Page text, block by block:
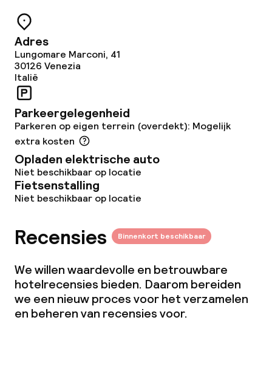
Eet- en drinkgelegenheden
Restaurant
Bar
Eet- en drinkdiensten
Ontbijtbuffet
Vegetarische opties
Adres
Lungomare Marconi, 41
30126 Venezia
Italië
Parkeergelegenheid
Parkeren op eigen terrein (overdekt): Mogelijk
extra kosten
Opladen elektrische auto
Niet beschikbaar op locatie
Fietsenstalling
Niet beschikbaar op locatie
Recensies Binnenkort beschikbaar
We willen waardevolle en betrouwbare
hotelrecensies bieden. Daarom bereiden
we een nieuw proces voor het verzamelen
en beheren van recensies voor.